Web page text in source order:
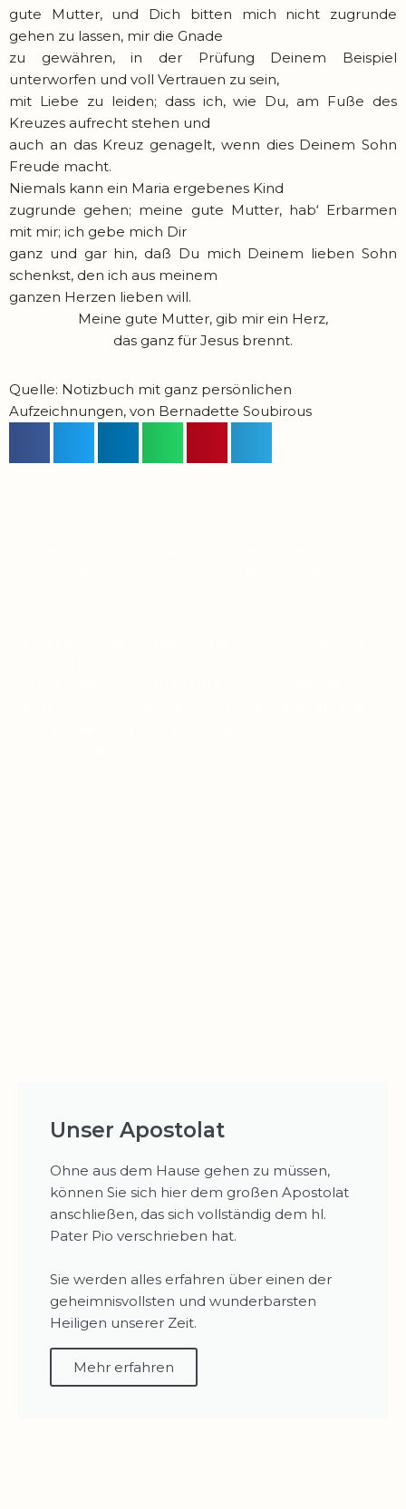
gute Mutter, und Dich bitten mich nicht zugrunde
gehen zu lassen, mir die Gnade
zu gewähren, in der Prüfung Deinem Beispiel
unterworfen und voll Vertrauen zu sein,
mit Liebe zu leiden; dass ich, wie Du, am Fuße des
Kreuzes aufrecht stehen und
auch an das Kreuz genagelt, wenn dies Deinem Sohn
Freude macht.
Niemals kann ein Maria ergebenes Kind
zugrunde gehen; meine gute Mutter, hab‘ Erbarmen
mit mir; ich gebe mich Dir
ganz und gar hin, daß Du mich Deinem lieben Sohn
schenkst, den ich aus meinem
ganzen Herzen lieben will.
Meine gute Mutter, gib mir ein Herz,
das ganz für Jesus brennt.
Quelle: Notizbuch mit ganz persönlichen
Aufzeichnungen, von Bernadette Soubirous
Unser Apostolat
Ohne aus dem Hause gehen zu müssen,
können Sie sich hier dem großen Apostolat
anschließen, das sich vollständig dem hl.
Pater Pio verschrieben hat.
Sie werden alles erfahren über einen der
geheimnisvollsten und wunderbarsten
Heiligen unserer Zeit.
Mehr erfahren